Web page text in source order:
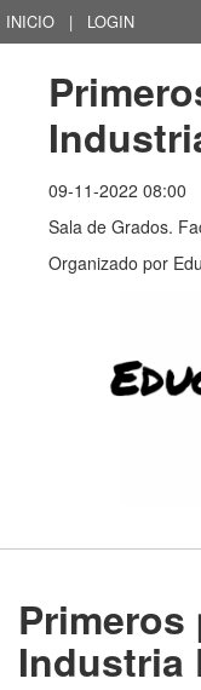
INICIO | LOGIN
09-11-2022 08:00
Sala de Grados.
Organizado por
Primeros
Industria